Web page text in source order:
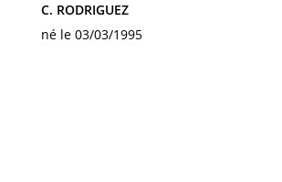
C. RODRIGUEZ
né le 03/03/1995